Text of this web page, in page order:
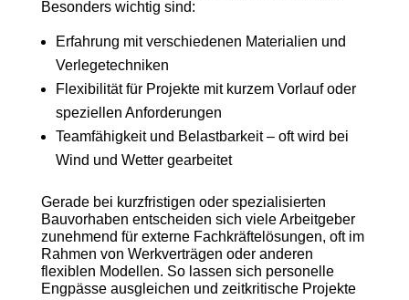
Besonders wichtig sind:
Erfahrung mit verschiedenen Materialien und
Verlegetechniken
Flexibilität für Projekte mit kurzem Vorlauf oder
speziellen Anforderungen
Teamfähigkeit und Belastbarkeit – oft wird bei
Wind und Wetter gearbeitet
Gerade bei kurzfristigen oder spezialisierten
Bauvorhaben entscheiden sich viele Arbeitgeber
zunehmend für externe Fachkräftelösungen, oft im
Rahmen von Werkverträgen oder anderen
flexiblen Modellen. So lassen sich personelle
Engpässe ausgleichen und zeitkritische Projekte